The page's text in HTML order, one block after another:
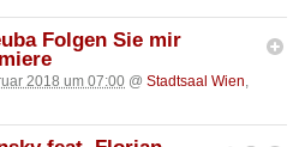
Folgen Sie mir
2018 um 07:00 @ Stadtsaal Wien,